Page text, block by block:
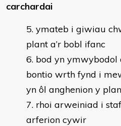
carchardai
ymateb i giwiau
plant a’r bobl ifanc
bod yn ymwybodol
bontio wrth fynd i
yn ôl anghenion y
rhoi arweiniad i
arferion cywir